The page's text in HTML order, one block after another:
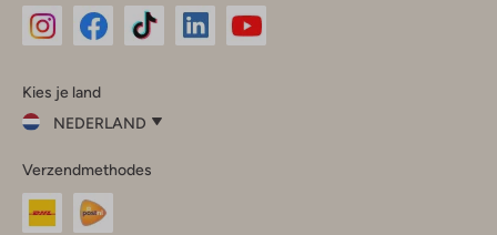
InstagramFacebook
Kies je land
NEDERLAND
je
land
Nederland
Verzendmethodes